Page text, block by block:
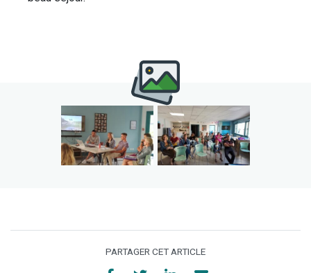
PARTAGER CET ARTICLE